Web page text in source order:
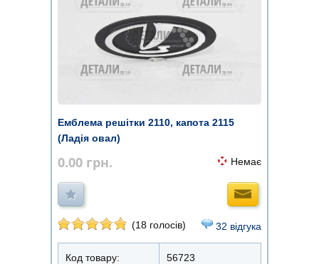
Емблема решітки 2110, капота 2115
(Ладія овал)
0.00 грн. Немає
(18 голосів) 32 відгука
Код товару: 56723